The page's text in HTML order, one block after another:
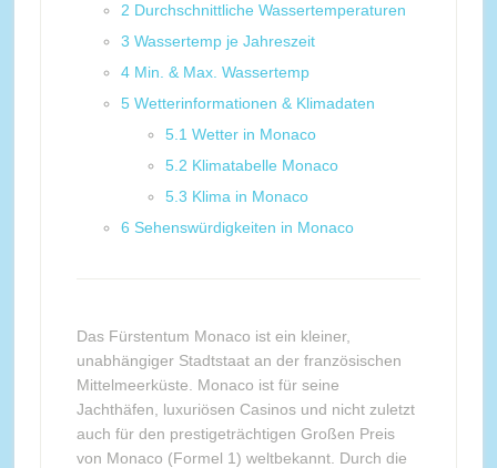
2 Durchschnittliche Wassertemperaturen
3 Wassertemp je Jahreszeit
4 Min. & Max. Wassertemp
5 Wetterinformationen & Klimadaten
5.1 Wetter in Monaco
5.2 Klimatabelle Monaco
5.3 Klima in Monaco
6 Sehenswürdigkeiten in Monaco
Das Fürstentum Monaco ist ein kleiner,
unabhängiger Stadtstaat an der französischen
Mittelmeerküste. Monaco ist für seine
Jachthäfen, luxuriösen Casinos und nicht zuletzt
auch für den prestigeträchtigen Großen Preis
von Monaco (Formel 1) weltbekannt. Durch die